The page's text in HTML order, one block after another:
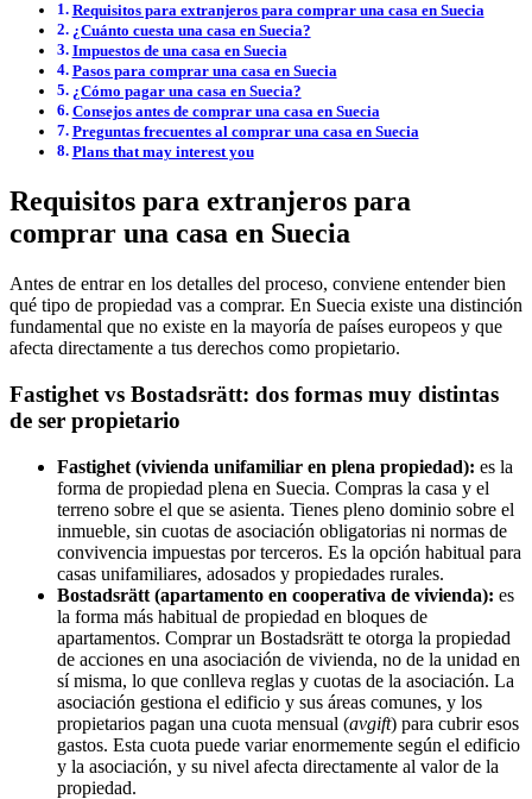
Requisitos para extranjeros para comprar una casa en Suecia
¿Cuánto cuesta una casa en Suecia?
Impuestos de una casa en Suecia
Pasos para comprar una casa en Suecia
¿Cómo pagar una casa en Suecia?
Consejos antes de comprar una casa en Suecia
Preguntas frecuentes al comprar una casa en Suecia
Plans that may interest you
Requisitos para extranjeros para
comprar una casa en Suecia
Antes de entrar en los detalles del proceso, conviene entender bien
qué tipo de propiedad vas a comprar. En Suecia existe una distinción
fundamental que no existe en la mayoría de países europeos y que
afecta directamente a tus derechos como propietario.
Fastighet vs Bostadsrätt: dos formas muy distintas
de ser propietario
Fastighet (vivienda unifamiliar en plena propiedad): es la
forma de propiedad plena en Suecia. Compras la casa y el
terreno sobre el que se asienta. Tienes pleno dominio sobre el
inmueble, sin cuotas de asociación obligatorias ni normas de
convivencia impuestas por terceros. Es la opción habitual para
casas unifamiliares, adosados y propiedades rurales.
Bostadsrätt (apartamento en cooperativa de vivienda): es
la forma más habitual de propiedad en bloques de
apartamentos. Comprar un Bostadsrätt te otorga la propiedad
de acciones en una asociación de vivienda, no de la unidad en
sí misma, lo que conlleva reglas y cuotas de la asociación. La
asociación gestiona el edificio y sus áreas comunes, y los
propietarios pagan una cuota mensual (avgift) para cubrir esos
gastos. Esta cuota puede variar enormemente según el edificio
y la asociación, y su nivel afecta directamente al valor de la
propiedad.